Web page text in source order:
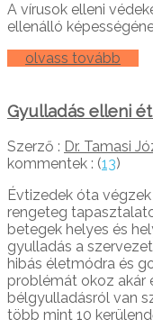
A vírusok elleni
ellenálló
olvass tovább
Gyulladás elleni
Szerző : Dr. Tamasi
kommentek : (13)
Évtizedek óta
rengeteg
betegek helyes és
gyulladás a
hibás életmódra és
problémát okoz akár
bélgyulladásról van
több mint 10